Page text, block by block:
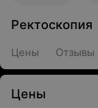
Ректоскопия
Цены Отзывы
Цены